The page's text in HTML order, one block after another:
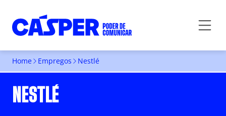
Home Empregos Nestlé
NESTLÉ